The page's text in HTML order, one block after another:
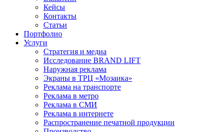
Кейсы
Контакты
Статьи
Портфолио
Услуги
Стратегия и медиа
Исследование BRAND LIFT
Наружная реклама
Экраны в ТРЦ «Мозаика»
Реклама на транспорте
Реклама в метро
Реклама в СМИ
Реклама в интернете
Распространение печатной продукции